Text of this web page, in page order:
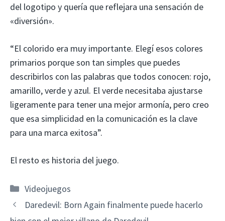
del logotipo y quería que reflejara una sensación de
«diversión».
“El colorido era muy importante. Elegí esos colores
primarios porque son tan simples que puedes
describirlos con las palabras que todos conocen: rojo,
amarillo, verde y azul. El verde necesitaba ajustarse
ligeramente para tener una mejor armonía, pero creo
que esa simplicidad en la comunicación es la clave
para una marca exitosa”.
El resto es historia del juego.
Categorías
Videojuegos
Daredevil: Born Again finalmente puede hacerlo